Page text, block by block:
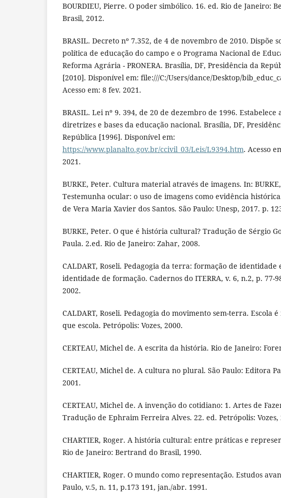
BOURDIEU, Pierre. O poder simbólico. 16. ed. Rio de Janeiro:
Brasil, 2012.
BRASIL. Decreto nº 7.352, de 4 de novembro de 2010. Dispõe
política de educação do campo e o Programa Nacional de
Reforma Agrária - PRONERA. Brasília, DF, Presidência da
[2010]. Disponível em: file:///C:/Users/dance/Desktop/
Acesso em: 8 fev. 2021.
BRASIL. Lei nº 9. 394, de 20 de dezembro de 1996. Estabelece
diretrizes e bases da educação nacional. Brasília, DF,
República [1996]. Disponível em:
https://www.planalto.gov.br/ccivil_03/Leis/L9394.htm. Acesso
2021.
BURKE, Peter. Cultura material através de imagens. In:
Testemunha ocular: o uso de imagens como evidência
de Vera Maria Xavier dos Santos. São Paulo: Unesp, 2017. p.
BURKE, Peter. O que é história cultural? Tradução de Sérgio
Paula. 2.ed. Rio de Janeiro: Zahar, 2008.
CALDART, Roseli. Pedagogia da terra: formação de identidade
identidade de formação. Cadernos do ITERRA, v. 6, n.2, p. 77-
2002.
CALDART, Roseli. Pedagogia do movimento sem-terra. Escola é
que escola. Petrópolis: Vozes, 2000.
CERTEAU, Michel de. A escrita da história. Rio de Janeiro:
CERTEAU, Michel de. A cultura no plural. São Paulo: Editora
2001.
CERTEAU, Michel de. A invenção do cotidiano: 1. Artes de
Tradução de Ephraim Ferreira Alves. 22. ed. Petrópolis: Vozes,
CHARTIER, Roger. A história cultural: entre práticas e
Rio de Janeiro: Bertrand do Brasil, 1990.
CHARTIER, Roger. O mundo como representação. Estudos
Paulo, v.5, n. 11, p.173 191, jan./abr. 1991.